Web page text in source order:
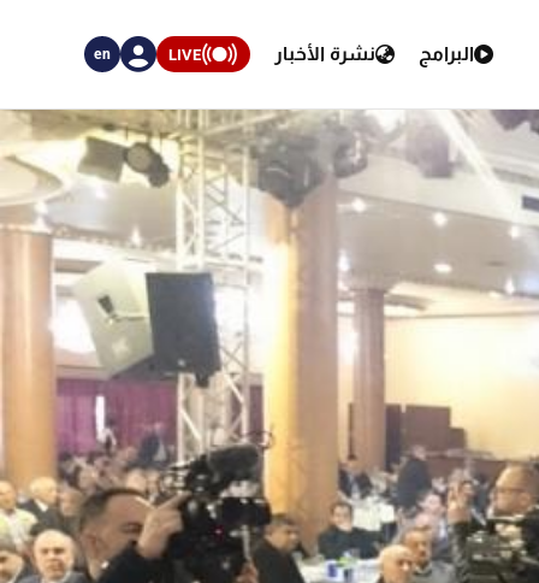
البرامج نشرة الأخبار LIVE
en